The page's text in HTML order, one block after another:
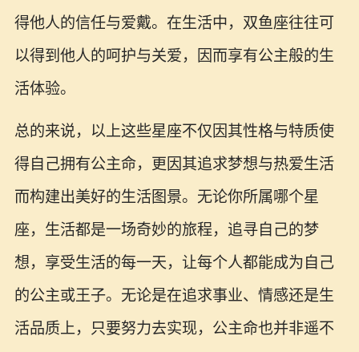
得他人的信任与爱戴。在生活中，双鱼座往往可
以得到他人的呵护与关爱，因而享有公主般的生
活体验。
总的来说，以上这些星座不仅因其性格与特质使
得自己拥有公主命，更因其追求梦想与热爱生活
而构建出美好的生活图景。无论你所属哪个星
座，生活都是一场奇妙的旅程，追寻自己的梦
想，享受生活的每一天，让每个人都能成为自己
的公主或王子。无论是在追求事业、情感还是生
活品质上，只要努力去实现，公主命也并非遥不